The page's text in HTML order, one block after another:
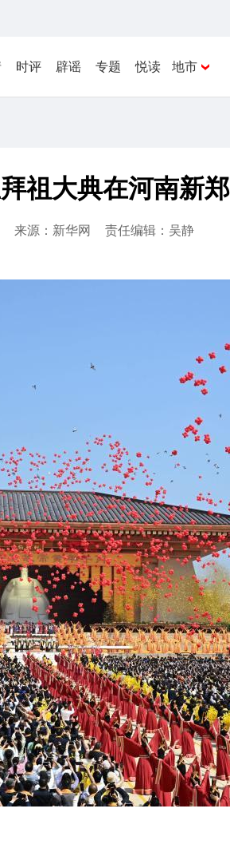
时评 辟谣 专题 悦读 地市
祖大典在河南新
来源：新华网 责任编辑：吴静